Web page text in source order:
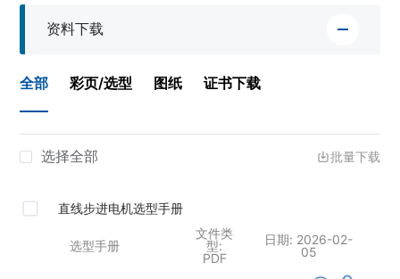
资料下载
全部 彩页/选型 图纸 证书下载
选择全部 批量下载
直线步进电机选型手册
选型手册
文件类
型:
PDF
日期: 2026-02-
05